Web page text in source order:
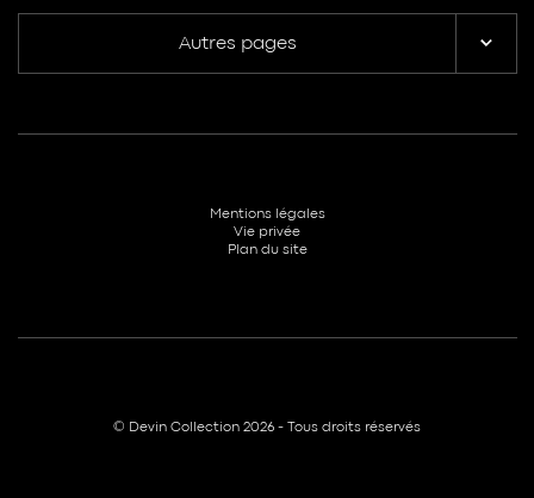
Autres pages
© Devin Collection 2026 - Tous droits réservés
Mentions légales
Vie privée
Plan du site